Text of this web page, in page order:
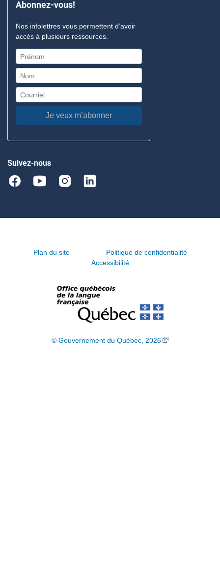
Abonnez-vous!
Nos infolettres vous permettent d’avoir
accès à plusieurs ressources.
Je veux m’abonner
Suivez-nous
Plan du site
Politique de confidentialité
Accessibilité
© Gouvernement du Québec, 2026